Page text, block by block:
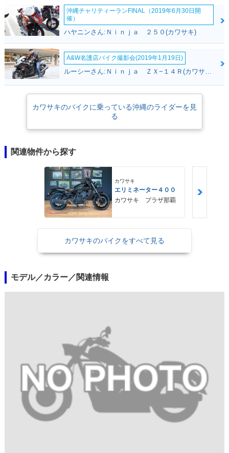
沖縄チャリティーランFINAL（2019年6月30日開
催）
ハヤニンさん:Ｎｉｎｊａ ２５０(カワサキ)
A&W名護店バイク撮影会(2019年1月19日)
カワサキのバイクに乗っている沖縄のライダーを見
る
関連物件から探す
カワサキ
エリミネーター４００
カワサキ プラザ那覇
カワサキのバイクをすべて見る
モデル／カラー／関連情報